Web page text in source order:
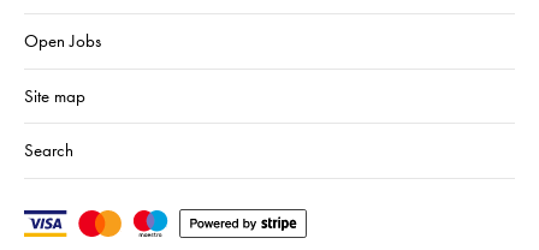
Open Jobs
Site map
Search